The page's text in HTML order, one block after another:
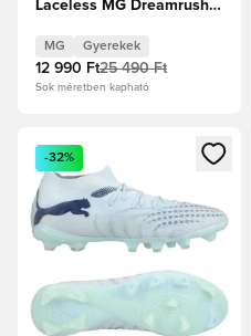
Laceless MG Dreamrush -
Gyerek
MG Gyerekek
12 990 Ft25 490 Ft
Sok méretben kapható
Megnyit egy modált a
-32%